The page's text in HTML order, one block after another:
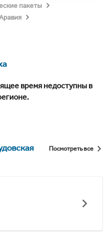
пакеты
время недоступны в
Посмотреть все